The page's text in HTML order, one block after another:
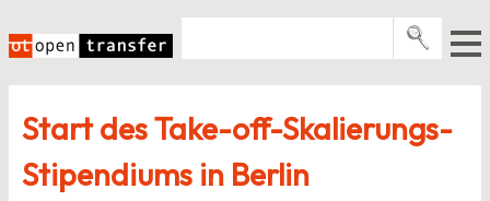
Inhalt
springen
Events
E-Books
Start des Take-off-Skalierungs-
Stipendiums in Berlin